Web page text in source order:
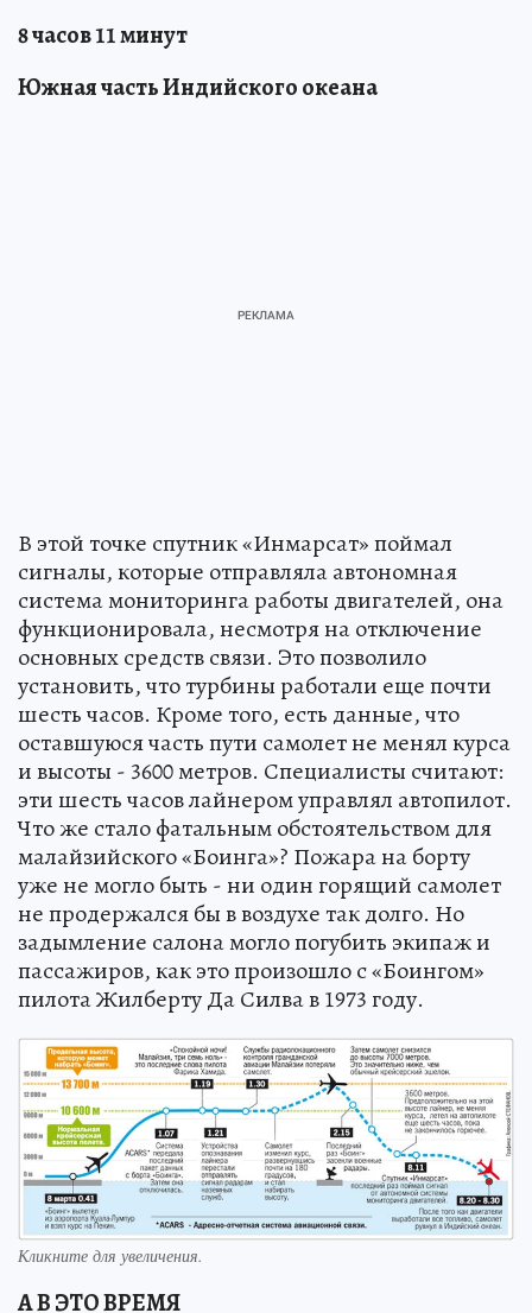
8 часов 11 минут
Южная часть Индийского океана
В этой точке спутник «Инмарсат» поймал
сигналы, которые отправляла автономная
система мониторинга работы двигателей, она
функционировала, несмотря на отключение
основных средств связи. Это позволило
установить, что турбины работали еще почти
шесть часов. Кроме того, есть данные, что
оставшуюся часть пути самолет не менял курса
и высоты - 3600 метров. Специалисты считают:
эти шесть часов лайнером управлял автопилот.
Что же стало фатальным обстоятельством для
малайзийского «Боинга»? Пожара на борту
уже не могло быть - ни один горящий самолет
не продержался бы в воздухе так долго. Но
задымление салона могло погубить экипаж и
пассажиров, как это произошло с «Боингом»
пилота Жилберту Да Силва в 1973 году.
Кликните для увеличения.
А В ЭТО ВРЕМЯ